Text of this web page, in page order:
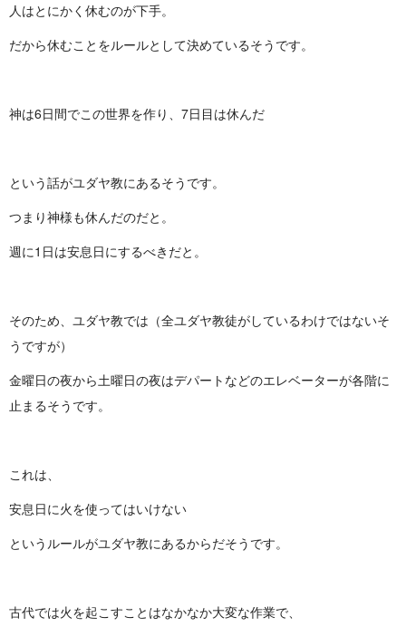
人はとにかく休むのが下手。
だから休むことをルールとして決めているそうです。
神は6日間でこの世界を作り、7日目は休んだ
という話がユダヤ教にあるそうです。
つまり神様も休んだのだと。
週に1日は安息日にするべきだと。
そのため、ユダヤ教では（全ユダヤ教徒がしているわけではないそ
うですが）
金曜日の夜から土曜日の夜はデパートなどのエレベーターが各階に
止まるそうです。
これは、
安息日に火を使ってはいけない
というルールがユダヤ教にあるからだそうです。
古代では火を起こすことはなかなか大変な作業で、